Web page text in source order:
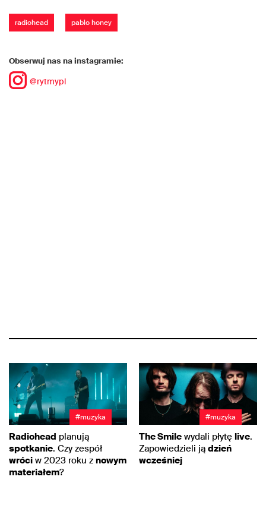
radiohead pablo honey
Obserwuj nas na instagramie:
@rytmypl
#muzyka
Radiohead planują
spotkanie. Czy zespół
wróci w 2023 roku z nowym
materiałem?
#muzyka
The Smile wydali płytę live.
Zapowiedzieli ją dzień
wcześniej